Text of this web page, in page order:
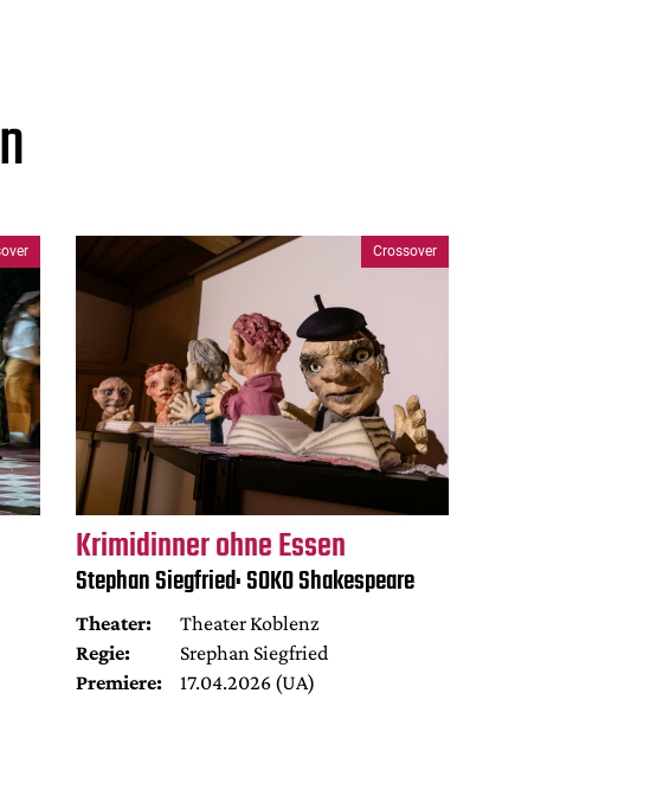
Crossover
Krimidinner ohne Essen
Stephan Siegfried: SOKO Shakespeare
Theater:
Theater Koblenz
Regie:
Srephan Siegfried
Premiere:
17.04.2026 (UA)